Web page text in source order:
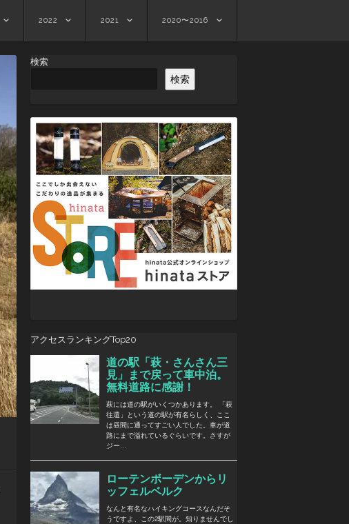
2022 2021 2020〜2016
検索
検索
アクセスランキングTop20